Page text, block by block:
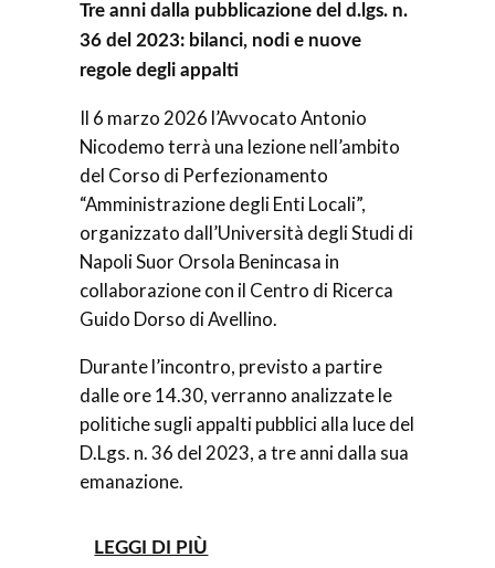
Tre anni dalla pubblicazione del d.lgs. n.
36 del 2023: bilanci, nodi e nuove
regole degli appalti
Il 6 marzo 2026 l’Avvocato Antonio
Nicodemo terrà una lezione nell’ambito
del Corso di Perfezionamento
“Amministrazione degli Enti Locali”,
organizzato dall’Università degli Studi di
Napoli Suor Orsola Benincasa in
collaborazione con il Centro di Ricerca
Guido Dorso di Avellino.
Durante l’incontro, previsto a partire
dalle ore 14.30, verranno analizzate le
politiche sugli appalti pubblici alla luce del
D.Lgs. n. 36 del 2023, a tre anni dalla sua
emanazione.
LEGGI DI PIÙ